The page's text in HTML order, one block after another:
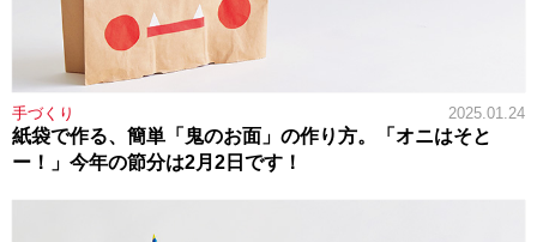
手づくり 2025.01.24
紙袋で作る、簡単「鬼のお面」の作り方。「オニはそと
ー！」今年の節分は2月2日です！